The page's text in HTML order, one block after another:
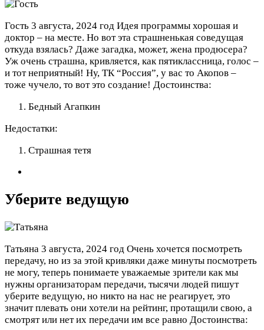
Гость 3 августа, 2024 год Идея программы хорошая и
доктор – на месте. Но вот эта страшненькая соведущая
откуда взялась? Даже загадка, может, жена продюсера?
Уж очень страшна, кривляется, как пятиклассница, голос –
и тот неприятный! Ну, ТК “Россия”, у вас то Акопов –
тоже чучело, то вот это создание! Достоинства:
Бедный Агапкин
Недостатки:
Страшная тетя
Уберите ведущую
Татьяна 3 августа, 2024 год Очень хочется посмотреть
передачу, но из за этой кривляки даже минуты посмотреть
не могу, теперь понимаете уважаемые зрители как мы
нужны организаторам передачи, тысячи людей пишут
уберите ведущую, но никто на нас не реагирует, это
значит плевать они хотели на рейтинг, протащили свою, а
смотрят или нет их передачи им все равно Достоинства: